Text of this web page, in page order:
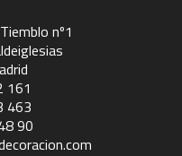
nº1
161
463
90